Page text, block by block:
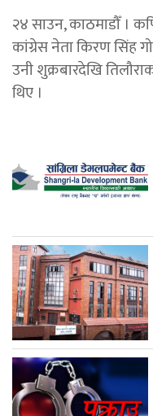
२४ साउन, काठमाडौँ ।
कांग्रेस नेता किरण सिंह
उनी शुक्रबारदेखि
थिए ।